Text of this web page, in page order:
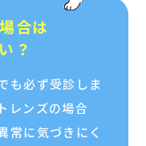
合は
？
も必ず受診しま
レンズの場合
常に気づきにく